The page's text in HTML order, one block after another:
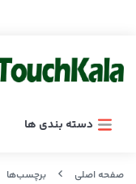
دسته بندی ها
صفحه اصلی برچسب‌ها